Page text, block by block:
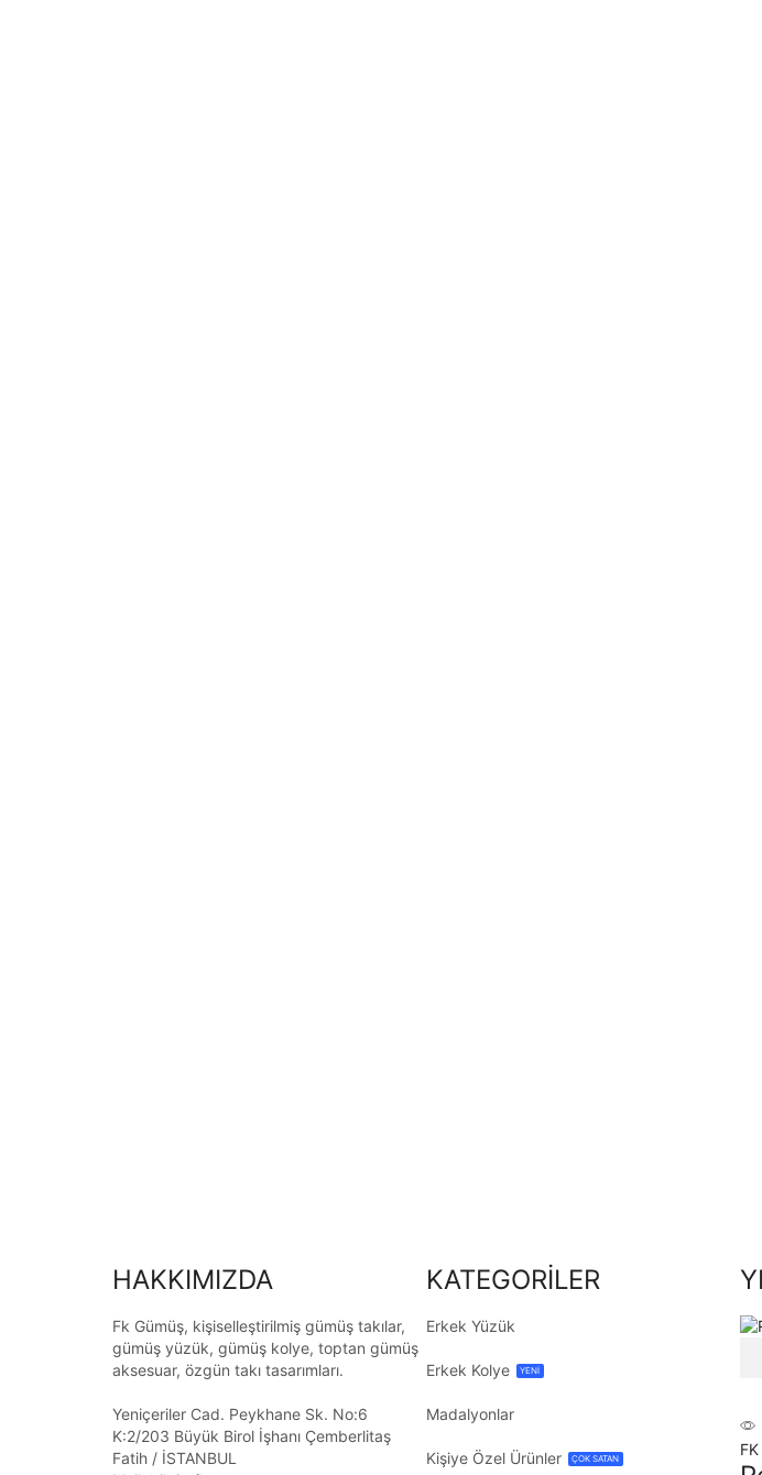
HAKKIMIZDA
Fk Gümüş, kişiselleştirilmiş gümüş takılar,
gümüş yüzük, gümüş kolye, toptan gümüş
aksesuar, özgün takı tasarımları.
Yeniçeriler Cad. Peykhane Sk. No:6
K:2/203 Büyük Birol İşhanı Çemberlitaş
Fatih / İSTANBUL
KATEGORİLER
Erkek Yüzük
Erkek Kolye YENİ
Madalyonlar
Kişiye Özel Ürünler ÇOK SATAN